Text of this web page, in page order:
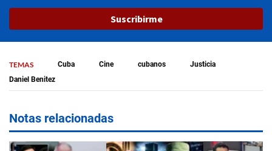
Suscribirme
TEMAS Cuba Cine cubanos
Justicia
Daniel Benitez
Notas relacionadas